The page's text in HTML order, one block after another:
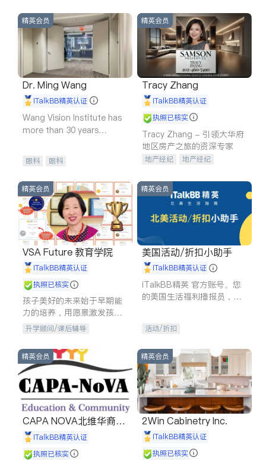
建筑合同、刑事案件全包办
信托/遗嘱
商业
商标注册
索赔
律师-其它
精英会员
Dr. Ming Wang
iTalkBB精英认证
Wang Vision Institute has
more than 30 years
眼科 眼科
精英会员
Tracy Zhang
iTalkBB精英认证
执照已核实
Tracy Zhang - 引领大华府
地区房产之旅的资深专家
地产经纪
地产经纪
商铺租售
精英会员
VSA Future 教育学院
iTalkBB精英认证
执照已核实
孩子美好的未来始于早期能
力的培养，用愿景激发孩子
的学习潜力和动力。理念：
石。
升学顾问/课后辅导
精英会员
美国活动/折扣小助手
iTalkBB精英认证
iTalkBB精英 官方账号。您
的美国生活福利播报员，精
专属福利。
活动/折扣
精英会员
CAPA NOVA北维华裔家
长会iTalkBB精英认证
执照已核实
精英会员
2Win Cabinetry Inc.
iTalkBB精英认证
执照已核实